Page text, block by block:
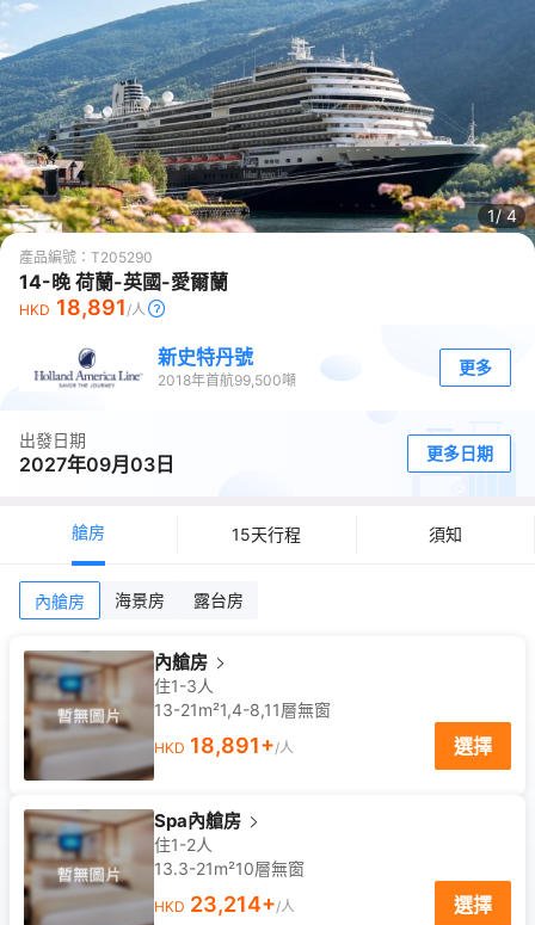
1/4
產品編號： T205290
14-晚 荷蘭-英國-愛爾蘭
HKD 18,891/人
新史特丹號
2018年首航99,500噸
更多
出發日期
2027年09月03日 更多日期
艙房 15天行程 須知
內艙房 海景房 露台房
內艙房
住1-3人
13-21m²1,4-8,11層無窗
HKD 18,891+/人 選擇
Spa內艙房
住1-2人
13.3-21m²10層無窗
HKD 23,214+/人 選擇